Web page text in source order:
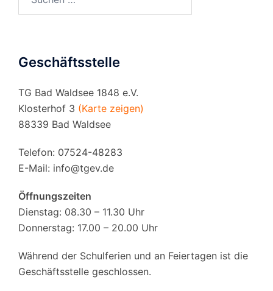
nach:
Geschäftsstelle
TG Bad Waldsee 1848 e.V.
Klosterhof 3 (Karte zeigen)
88339 Bad Waldsee
Telefon: 07524-48283
E-Mail: info@tgev.de
Öffnungszeiten
Dienstag: 08.30 – 11.30 Uhr
Donnerstag: 17.00 – 20.00 Uhr
Während der Schulferien und an Feiertagen ist die
Geschäftsstelle geschlossen.